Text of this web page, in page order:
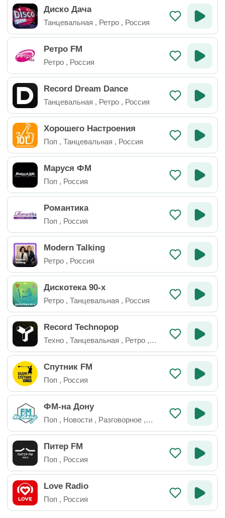
Диско Дача
Танцевальная , Ретро , Россия
Ретро FM
Ретро , Россия
Record Dream Dance
Танцевальная , Ретро , Россия
Хорошего Настроения
Поп , Танцевальная , Россия
Маруся ФМ
Поп , Россия
Романтика
Поп , Россия
Modern Talking
Ретро , Россия
Дискотека 90-х
Ретро , Танцевальная , Россия
Record Technopop
Техно , Танцевальная , Ретро ,
Электроника,Россия
Спутник FM
Поп , Россия
ФМ-на Дону
Поп , Новости , Разговорное ,
Россия
Питер FM
Поп , Россия
Love Radio
Поп , Россия